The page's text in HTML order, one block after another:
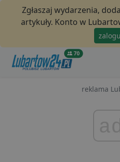
Zgłaszaj wydarzenia,
artykuły. Konto w
70
reklama